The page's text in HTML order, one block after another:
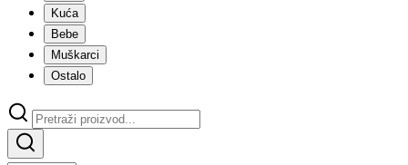
Kuća
Bebe
Muškarci
Ostalo